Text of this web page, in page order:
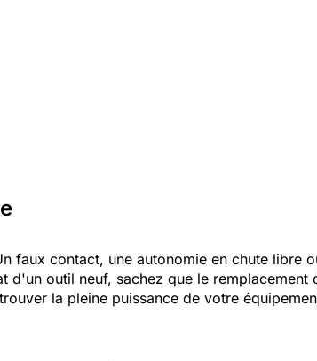
faux contact, une autonomie en chute libre
d'un outil neuf, sachez que le remplacement
la pleine puissance de votre